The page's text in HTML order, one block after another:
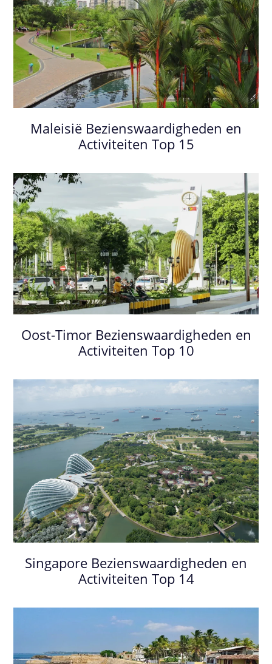
Maleisië Bezienswaardigheden en
Activiteiten Top 15
Oost-Timor Bezienswaardigheden en
Activiteiten Top 10
Singapore Bezienswaardigheden en
Activiteiten Top 14